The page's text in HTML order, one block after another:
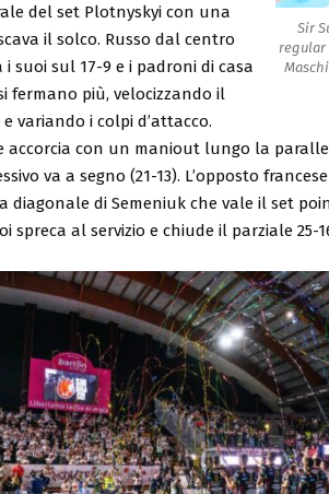
Sir
regular
del set Plotnyskyi con una
il solco. Russo dal centro
i suoi sul 17-9 e i padroni di casa
fermano più, velocizzando il
e variando i colpi d’attacco.
accorcia con un maniout lungo la
va a segno (21-13). L’opposto
diagonale di Semeniuk che vale il set
spreca al servizio e chiude il parziale 25-